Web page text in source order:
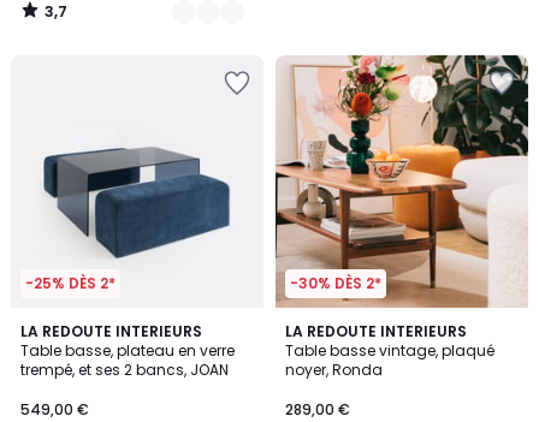
3,7
/
-25% DÈS 2*
LA REDOUTE INTERIEURS
Table basse, plateau en verre
trempé, et ses 2 bancs, JOAN
549,00 €
-30% DÈS 2*
LA REDOUTE INTERIEURS
Table basse vintage, plaqué
noyer, Ronda
289,00 €
4,5
/ 5